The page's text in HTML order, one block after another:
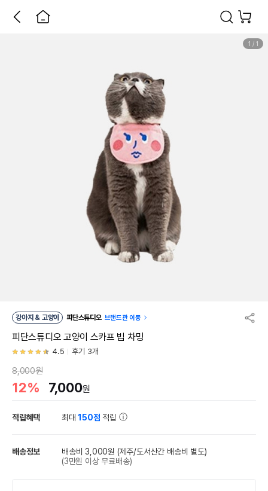
1 / 1
강아지 & 고양이 피단스튜디오 브랜드관 이동
피단스튜디오 고양이 스카프 빕 차밍
4.5 후기 3개
8,000원
12% 7,000원
적립혜택 최대150점 적립
배송정보 배송비 3,000원 (제주/도서산간 배송비 별도)
(3만원 이상 무료배송)